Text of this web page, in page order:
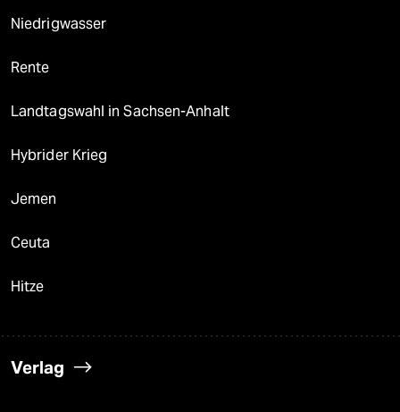
Niedrigwasser
Rente
Landtagswahl in Sachsen-Anhalt
Hybrider Krieg
Jemen
Ceuta
Hitze
Verlag